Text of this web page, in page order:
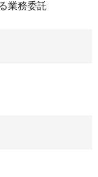
業務委託